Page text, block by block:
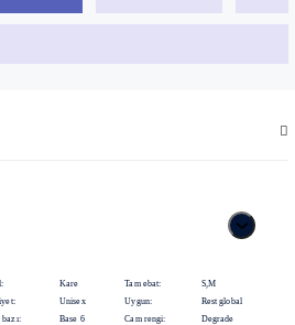
Kare Tam ebat:
S,M
Unisex Uygun:
Rest global
bazı: Base 6 Cam rengi:
Degrade